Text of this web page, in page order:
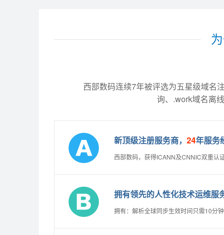
西部数码连续7年被评选为五星级域名
询、.work域名离
新顶级注册服务商， 24年服务
西部数码，获得ICANN及CNNIC双重认
拥有领先的人性化技术运维服
拥有：解析全球同步生效时间只需10分